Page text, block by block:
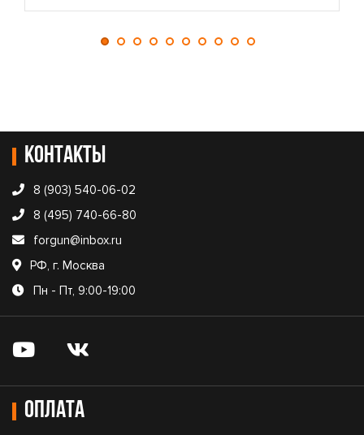
Контакты
8 (903) 540-06-02
8 (495) 740-66-80
forgun@inbox.ru
РФ, г. Москва
Пн - Пт, 9:00-19:00
Оплата